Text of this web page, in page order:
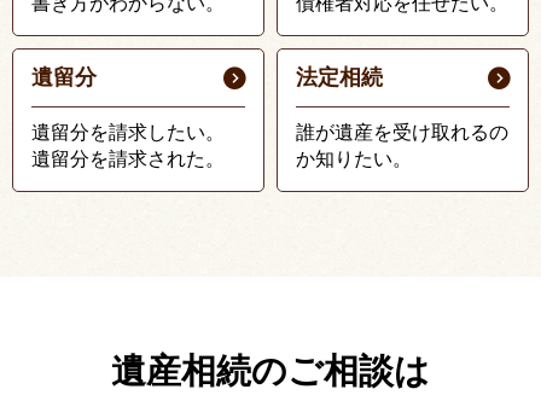
遺留分
遺留分を請求したい。
遺留分を請求された。
法定相続
誰が遺産を受け取れるの
か知りたい。
遺産相続のご相談は